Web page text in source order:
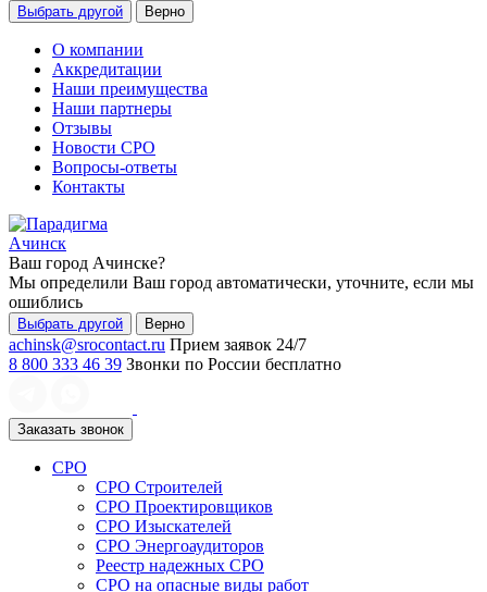
Выбрать другой Верно
О компании
Аккредитации
Наши преимущества
Наши партнеры
Отзывы
Новости СРО
Вопросы-ответы
Контакты
Ачинск
Ваш город Ачинске?
Мы определили Ваш город автоматически, уточните, если мы
ошиблись
Выбрать другой Верно
achinsk@srocontact.ru Прием заявок 24/7
8 800 333 46 39 Звонки по России бесплатно
Заказать звонок
СРО
СРО Строителей
СРО Проектировщиков
СРО Изыскателей
СРО Энергоаудиторов
Реестр надежных СРО
СРО на опасные виды работ